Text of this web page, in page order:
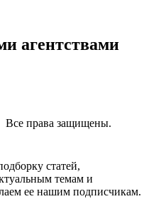
агентствами
права защищены.
статей,
темам и
ее нашим подписчикам.